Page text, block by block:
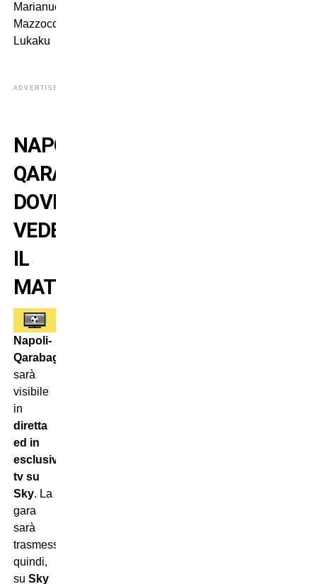
Marianucci,
Mazzocchi,
Lukaku
ADVERTISEMENT
NAPOLI-
QARABAG:
DOVE
VEDERE
IL
MATCH
Napoli-
Qarabag
sarà
visibile
in
diretta
ed in
esclusiva
tv su
Sky. La
gara
sarà
trasmessa,
quindi,
su Sky